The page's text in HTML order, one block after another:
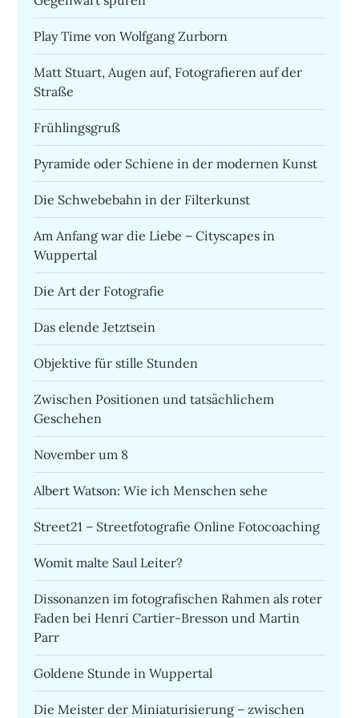
Play Time von Wolfgang Zurborn
Matt Stuart, Augen auf, Fotografieren auf der
Straße
Frühlingsgruß
Pyramide oder Schiene in der modernen Kunst
Die Schwebebahn in der Filterkunst
Am Anfang war die Liebe – Cityscapes in
Wuppertal
Die Art der Fotografie
Das elende Jetztsein
Objektive für stille Stunden
Zwischen Positionen und tatsächlichem
Geschehen
November um 8
Albert Watson: Wie ich Menschen sehe
Street21 – Streetfotografie Online Fotocoaching
Womit malte Saul Leiter?
Dissonanzen im fotografischen Rahmen als roter
Faden bei Henri Cartier-Bresson und Martin
Parr
Goldene Stunde in Wuppertal
Die Meister der Miniaturisierung – zwischen